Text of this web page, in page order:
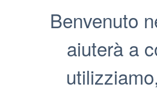
Benvenuto
aiuterà a